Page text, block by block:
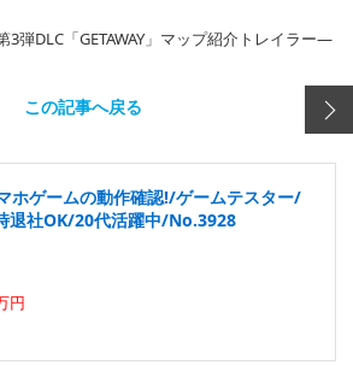
3弾DLC「GETAWAY」マップ紹介トレイラー―
この記事へ戻る
ホゲームの動作確認!/ゲームテスター/
退社OK/20代活躍中/No.3928
円